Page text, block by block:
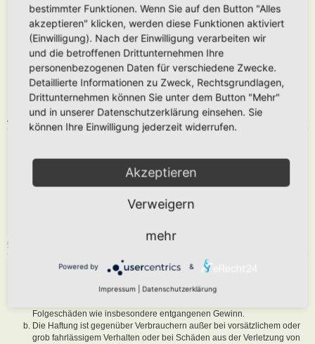
Hausverbot erteilen.
Du nimmst zur Kenntnis, dass der Betreiber keine Verantwortung für die
Inhalte von Beiträgen übernimmt, die er nicht selbst erstellt hat oder die
er nicht zur Kenntnis genommen hat. Du gestattest dem Betreiber, dein
Benutzerkonto, Beiträge und Funktionen jederzeit zu löschen oder zu
sperren.
Du gestattest dem Betreiber darüber hinaus, deine Beiträge
abzuändern, sofern sie gegen o. g. Regeln verstoßen oder geeignet
sind, dem Betreiber oder einem Dritten Schaden zuzufügen.
4. GENERAL PUBLIC LICENSE
www.phpbb.com
Informationen werden durch die deutschsprachige Community unter
www.phpbb.dezur Verfügung gestellt. Beide haben keinen Einfluss auf
die Art und Weise, wie die Software verwendet wird. Sie können
insbesondere die Verwendung der Software für bestimmte Zwecke nicht
5. GEWÄHRLEISTUNG
Der Betreiber haftet mit Ausnahme der Verletzung von Leben, Körper
und Gesundheit und der Verletzung wesentlicher Vertragspflichten
(Kardinalpflichten) nur für Schäden, die auf ein vorsätzliches oder grob
Folgeschäden wie insbesondere entgangenen Gewinn.
Die Haftung ist gegenüber Verbrauchern außer bei vorsätzlichem oder
grob fahrlässigem Verhalten oder bei Schäden aus der Verletzung von
bestimmter Funktionen. Wenn Sie auf den Button "Alles
akzeptieren" klicken, werden diese Funktionen aktiviert
(Einwilligung). Nach der Einwilligung verarbeiten wir
und die betroffenen Drittunternehmen Ihre
personenbezogenen Daten für verschiedene Zwecke.
Detaillierte Informationen zu Zweck, Rechtsgrundlagen,
Drittunternehmen können Sie unter dem Button "Mehr"
und in unserer Datenschutzerklärung einsehen. Sie
können Ihre Einwilligung jederzeit widerrufen.
Akzeptieren
Verweigern
mehr
Powered by &
Impressum Datenschutzerklärung